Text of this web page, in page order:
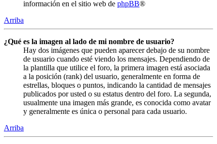
información en el sitio web de phpBB®
Arriba
¿Qué es la imagen al lado de mi nombre de usuario?
Hay dos imágenes que pueden aparecer debajo de su nombre
de usuario cuando esté viendo los mensajes. Dependiendo de
la plantilla que utilice el foro, la primera imagen está asociada
a la posición (rank) del usuario, generalmente en forma de
estrellas, bloques o puntos, indicando la cantidad de mensajes
publicados por usted o su estatus dentro del foro. La segunda,
usualmente una imagen más grande, es conocida como avatar
y generalmente es única o personal para cada usuario.
Arriba